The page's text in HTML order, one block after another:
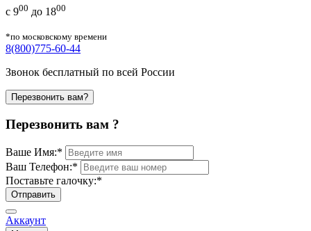
с 900 до 1800
*по московскому времени
8(800)775-60-44
Звонок бесплатный по всей России
Перезвонить вам?
Перезвонить вам ?
Ваше Имя:*
Ваш Телефон:*
Поставьте галочку:*
Отправить
Аккаунт